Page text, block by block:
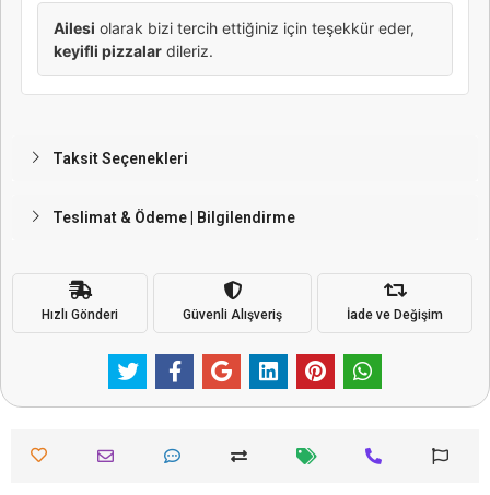
Ailesi olarak bizi tercih ettiğiniz için teşekkür eder,
keyifli pizzalar dileriz.
Taksit Seçenekleri
Teslimat & Ödeme | Bilgilendirme
Hızlı Gönderi Güvenli Alışveriş İade ve Değişim